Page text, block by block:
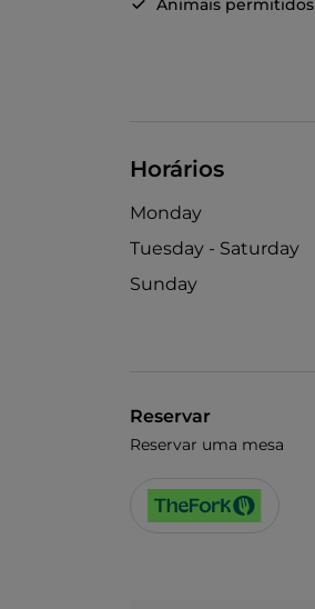
Animais permitidos
Horários
Monday
Tuesday - Saturday
Sunday
Reservar
Reservar uma mesa